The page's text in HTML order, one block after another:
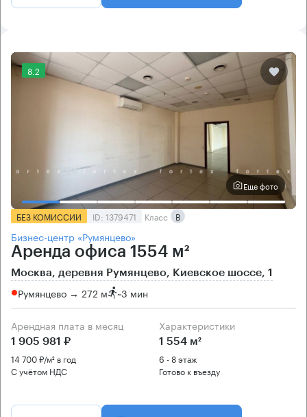
8.2
Еще фото
БЕЗ КОМИССИИ ID: 1379471 Класс B
Бизнес-центр «Румянцево»
Аренда офиса 1554 м²
Москва, деревня Румянцево, Киевское шоссе, 1
Румянцево → 272 м ~3 мин
Арендная плата в месяц
1 905 981 ₽
14 700 ₽/м² в год
С учётом НДС
Характеристики
1 554 м²
6 - 8 этаж
Готово к въезду